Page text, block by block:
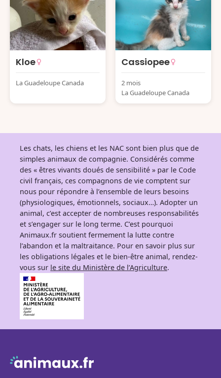
Kloe
La Guadeloupe Canada
Cassiopee
2 mois
La Guadeloupe Canada
Les chats, les chiens et les NAC sont bien plus que de
simples animaux de compagnie. Considérés comme
des « êtres vivants doués de sensibilité » par le Code
civil français, ces compagnons de vie comptent sur
nous pour répondre à l’ensemble de leurs besoins
(physiologiques, émotionnels, sociaux…). Adopter un
animal, c’est accepter de nombreuses responsabilités
et s’engager sur le long terme. C’est pourquoi
Animaux.fr soutient fermement la lutte contre
l’abandon et la maltraitance. Pour en savoir plus sur
les obligations légales et le bien-être animal, rendez-
vous sur le site du Ministère de l’Agriculture.